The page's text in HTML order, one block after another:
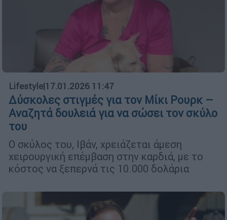
Lifestyle|17.01.2026 11:47
Δύσκολες στιγμές για τον Μίκι Ρουρκ –
Αναζητά δουλειά για να σώσει τον σκύλο
του
Ο σκύλος του, Ιβάν, χρειάζεται άμεση
χειρουργική επέμβαση στην καρδιά, με το
κόστος να ξεπερνά τις 10.000 δολάρια